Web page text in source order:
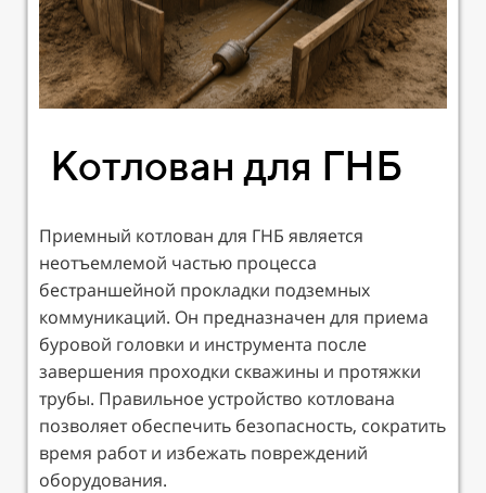
Котлован для ГНБ
Приемный котлован для ГНБ является
неотъемлемой частью процесса
бестраншейной прокладки подземных
коммуникаций. Он предназначен для приема
буровой головки и инструмента после
завершения проходки скважины и протяжки
трубы. Правильное устройство котлована
позволяет обеспечить безопасность, сократить
время работ и избежать повреждений
оборудования.